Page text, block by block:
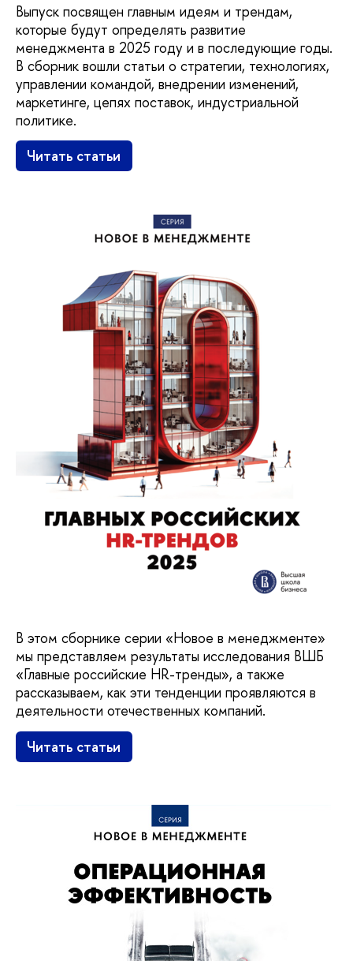
Выпуск посвящен главным идеям и трендам,
которые будут определять развитие
менеджмента в 2025 году и в последующие годы.
В сборник вошли статьи о стратегии, технологиях,
управлении командой, внедрении изменений,
маркетинге, цепях поставок, индустриальной
политике.
Читать статьи
В этом сборнике серии «Новое в менеджменте»
мы представляем результаты исследования ВШБ
«Главные российские HR-тренды», а также
рассказываем, как эти тенденции проявляются в
деятельности отечественных компаний.
Читать статьи